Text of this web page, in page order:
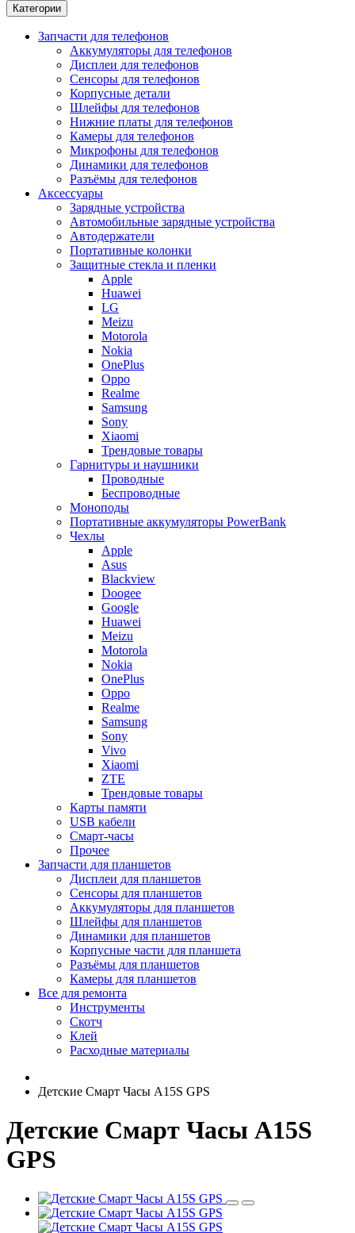
Категории
Запчасти для телефонов
Аккумуляторы для телефонов
Дисплеи для телефонов
Сенсоры для телефонов
Корпусные детали
Шлейфы для телефонов
Нижние платы для телефонов
Камеры для телефонов
Микрофоны для телефонов
Динамики для телефонов
Разъёмы для телефонов
Аксессуары
Зарядные устройства
Автомобильные зарядные устройства
Автодержатели
Портативные колонки
Защитные стекла и пленки
Apple
Huawei
LG
Meizu
Motorola
Nokia
OnePlus
Oppo
Realme
Samsung
Sony
Xiaomi
Трендовые товары
Гарнитуры и наушники
Проводные
Беспроводные
Моноподы
Портативные аккумуляторы PowerBank
Чехлы
Apple
Asus
Blackview
Doogee
Google
Huawei
Meizu
Motorola
Nokia
OnePlus
Oppo
Realme
Samsung
Sony
Vivo
Xiaomi
ZTE
Трендовые товары
Карты памяти
USB кабели
Смарт-часы
Прочее
Запчасти для планшетов
Дисплеи для планшетов
Сенсоры для планшетов
Аккумуляторы для планшетов
Шлейфы для планшетов
Динамики для планшетов
Корпусные части для планшета
Разъёмы для планшетов
Камеры для планшетов
Все для ремонта
Инструменты
Скотч
Клей
Расходные материалы
Детские Смарт Часы A15S GPS
Детские Смарт Часы A15S
GPS